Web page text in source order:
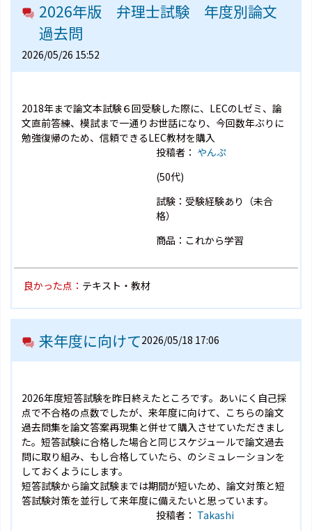
2026年版 弁理士試験 年度別論文
過去問
2026/05/26 15:52
2018年まで論文本試験６回受験した際に、LECのLゼミ、論
文直前答練、模試まで一通りお世話になり、今回数年ぶりに
勉強復帰のため、信頼できるLEC教材を購入
投稿者： やんぷ
(50代)
試験：受験経験あり（未合
格）
商品：これから学習
良かった点： テキスト・教材
来年度に向けて2026/05/18 17:06
2026年度短答試験を昨日終えたところです。あいにく自己採
点で不合格の点数でしたが、来年度に向けて、こちらの論文
過去問集を論文答案再現集と併せて購入させていただきまし
た。短答試験に合格した場合と同じスケジュールで論文過去
問に取り組み、もし合格していたら、のシミュレーションを
しておくようにします。
短答試験から論文試験までは期間が短いため、論文対策と短
答試験対策を並行して来年度に備えたいと思っています。
投稿者： Takashi